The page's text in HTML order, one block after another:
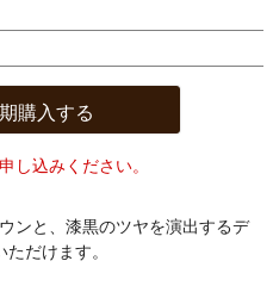
購入する
し込みください。
ンと、漆黒のツヤを演出するデ
ただけます。